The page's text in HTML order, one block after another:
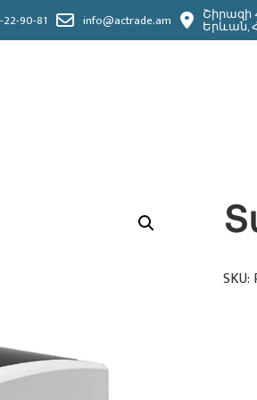
90-81 info@actrade.am Շիրազի
Երևան,
SKU: